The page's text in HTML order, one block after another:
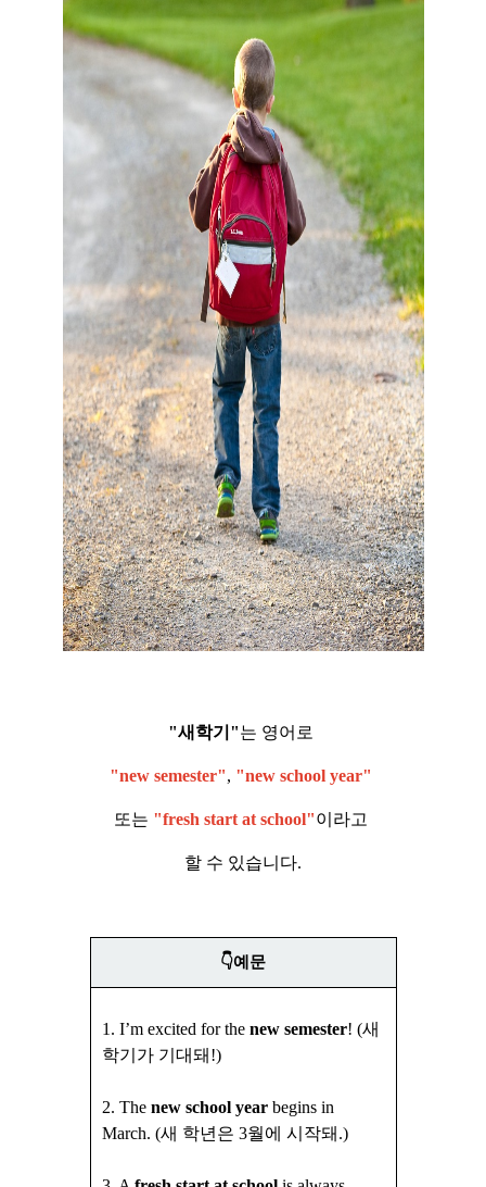
"새학기"는 영어로
"new semester", "new school year"
또는 "fresh start at school"이라고
할 수 있습니다.
👇예문
1. I’m excited for the new semester! (새
학기가 기대돼!)
2. The new school yearbegins in
March. (새 학년은 3월에 시작돼.)